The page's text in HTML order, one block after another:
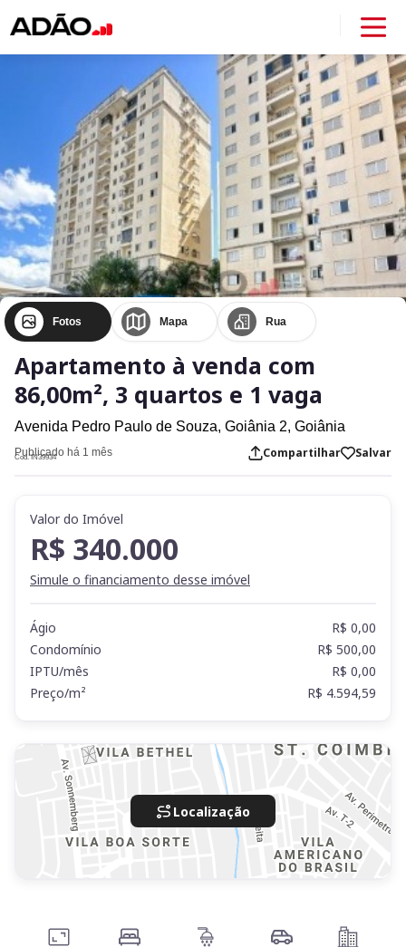
Fotos Mapa Rua
Apartamento à venda com
86,00m², 3 quartos e 1 vaga
Avenida Pedro Paulo de Souza, Goiânia 2, Goiânia
Publicado há 1 mês
Cod. IN39934 Compartilhar Salvar
Valor do Imóvel
R$ 340.000
Simule o financiamento desse imóvel
Ágio
R$ 0,00
Condomínio
R$ 500,00
IPTU/mês
R$ 0,00
Preço/m²
R$ 4.594,59
Localização